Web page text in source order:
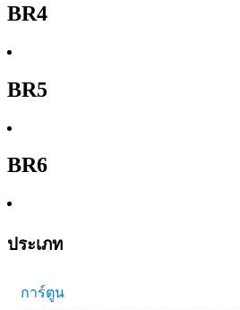
BR4
BR5
BR6
ประเภท
การ์ตูน